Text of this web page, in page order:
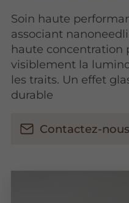
Soin haute
associant
haute concentration
visiblement la
les traits. Un effet
durable
Contactez-nous